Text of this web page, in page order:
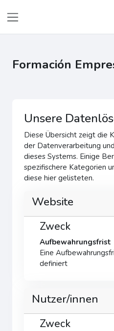
Formación
Unsere
Diese Übersicht zeigt die
der Datenverarbeitung
dieses Systems. Einige
spezifischere Kategorien
diese hier gelisteten.
Website
Zweck
Aufbewahrungsfrist
Eine
definiert
Nutzer/innen
Zweck